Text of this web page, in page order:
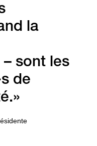
la
sont les
de